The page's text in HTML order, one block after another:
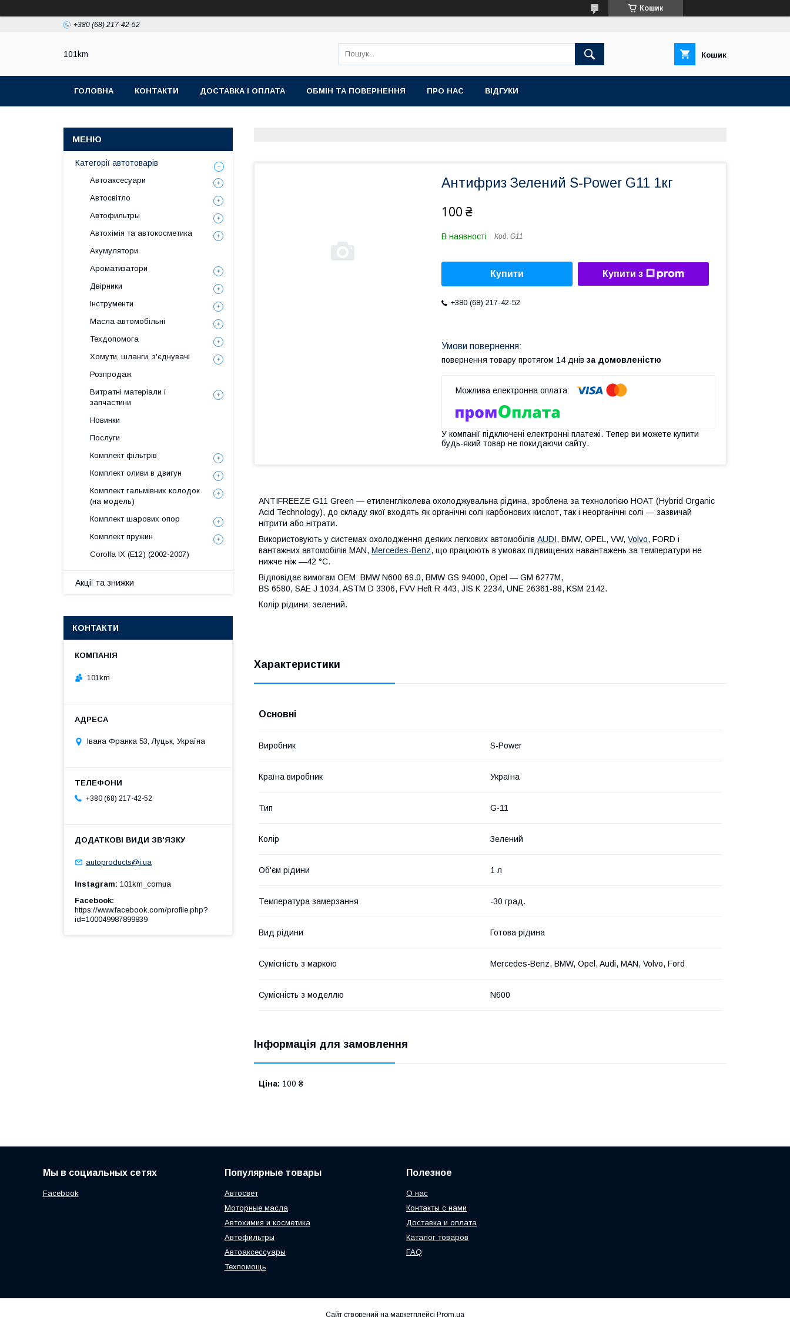
Кошик
+380 (68) 217-42-52
101km Кошик
ГОЛОВНА КОНТАКТИ ДОСТАВКА І ОПЛАТА ОБМІН ТА ПОВЕРНЕННЯ ПРО НАС ВІДГУКИ
Антифриз Зелений S-Power G11 1кг
100 ₴
В наявності Код: G11
Купити Купити з
+380 (68) 217-42-52
повернення товару протягом 14 днів за домовленістю
У компанії підключені електронні платежі. Тепер ви можете купити
будь-який товар не покидаючи сайту.
ANTIFREEZE G11 Green — етиленгліколева охолоджувальна рідина, зроблена за технологією HOAT (Hybrid Organic
Acid Technology), до складу якої входять як органічні солі карбонових кислот, так і неорганічні солі — зазвичай
нітрити або нітрати.
Використовують у системах охолодження деяких легкових автомобілів AUDI, BMW, OPEL, VW, Volvo, FORD і
вантажних автомобілів MAN, Mercedes-Benz, що працюють в умовах підвищених навантажень за температури не
нижче ніж —42 °C.
Відповідає вимогам OEM: BMW N600 69.0, BMW GS 94000, Opel — GM 6277M,
BS 6580, SAE J 1034, ASTM D 3306, FVV Heft R 443, JIS K 2234, UNE 26361-88, KSM 2142.
Колір рідини: зелений.
Характеристики
Основні
Виробник S-Power
Країна виробник Україна
Тип G-11
Колір Зелений
Об'єм рідини 1 л
Температура замерзання -30 град.
Вид рідини Готова рідина
Сумісність з маркою Mercedes-Benz, BMW, Opel, Audi, MAN, Volvo, Ford
Сумісність з моделлю N600
Інформація для замовлення
Ціна: 100 ₴
Категорії автотоварів
Автоаксесуари
Автосвітло
Автофильтры
Автохімія та автокосметика
Акумулятори
Ароматизатори
Двірники
Інструменти
Масла автомобільні
Техдопомога
Хомути, шланги, з'єднувачі
Розпродаж
Витратні матеріали і
запчастини
Новинки
Послуги
Комплект фільтрів
Комплект оливи в двигун
Комплект гальмівних колодок
(на модель)
Комплект шарових опор
Комплект пружин
Corolla IX (E12) (2002-2007)
Акції та знижки
КОНТАКТИ
101km
Івана Франка 53, Луцьк, Україна
+380 (68) 217-42-52
autoproducts@i.ua
Instagram 101km_comua
Facebook
https://www.facebook.com/profile.php?
id=100049987899839
Мы в социальных сетях
Facebook
Популярные товары
Автосвет
Моторные масла
Автохимия и косметика
Автофильтры
Автоаксессуары
Техпомощь
Полезное
О нас
Контакты с нами
Доставка и оплата
Каталог товаров
FAQ
Сайт створений на маркетплейсі Prom.ua